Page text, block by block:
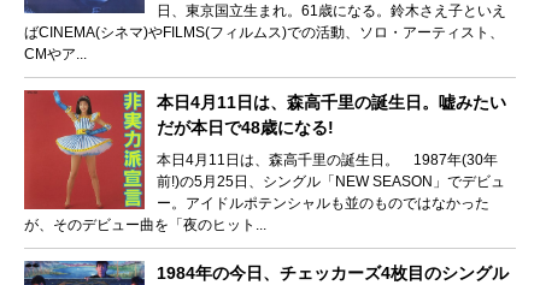
日、東京国立生まれ。61歳になる。鈴木さえ子といえ
ばCINEMA(シネマ)やFILMS(フィルムス)での活動、ソロ・アーティスト、
CMやア...
本日4月11日は、森高千里の誕生日。嘘みたい
だが本日で48歳になる!
本日4月11日は、森高千里の誕生日。 1987年(30年
前!)の5月25日、シングル「NEW SEASON」でデビュ
ー。アイドルポテンシャルも並のものではなかった
が、そのデビュー曲を「夜のヒット...
1984年の今日、チェッカーズ4枚目のシングル